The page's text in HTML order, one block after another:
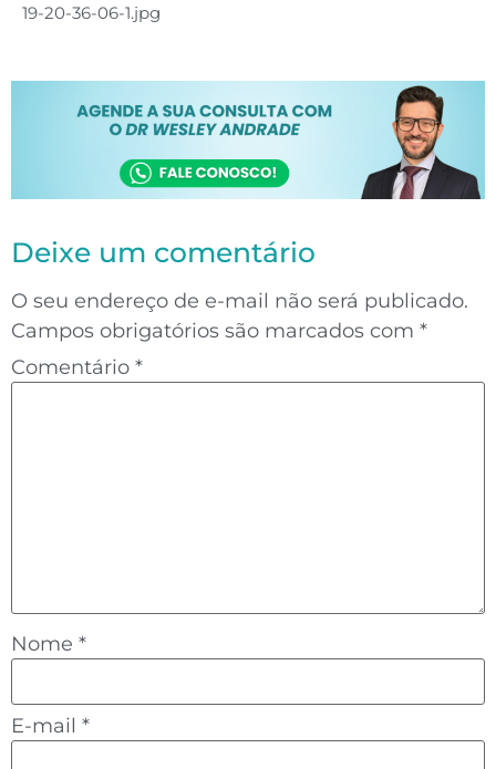
19-20-36-06-1.jpg
Deixe um comentário
O seu endereço de e-mail não será publicado.
Campos obrigatórios são marcados com *
Comentário *
Nome *
E-mail *